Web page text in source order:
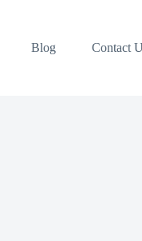
Blog Contact